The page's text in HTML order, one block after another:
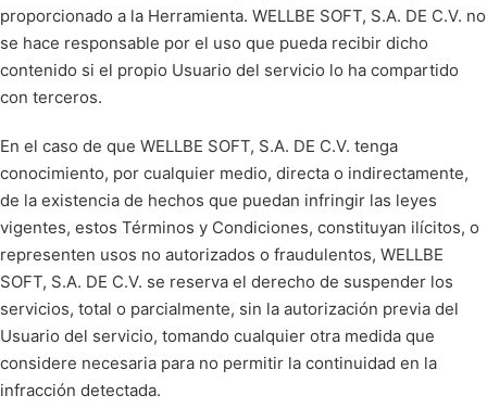
proporcionado a la Herramienta. WELLBE SOFT, S.A. DE C.V. no
se hace responsable por el uso que pueda recibir dicho
contenido si el propio Usuario del servicio lo ha compartido
con terceros.
En el caso de que WELLBE SOFT, S.A. DE C.V. tenga
conocimiento, por cualquier medio, directa o indirectamente,
de la existencia de hechos que puedan infringir las leyes
vigentes, estos Términos y Condiciones, constituyan ilícitos, o
representen usos no autorizados o fraudulentos, WELLBE
SOFT, S.A. DE C.V. se reserva el derecho de suspender los
servicios, total o parcialmente, sin la autorización previa del
Usuario del servicio, tomando cualquier otra medida que
considere necesaria para no permitir la continuidad en la
infracción detectada.